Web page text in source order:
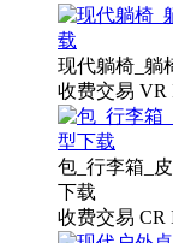
现代躺椅_躺
收费交易 VR
包_行李箱_
下载
收费交易 CR